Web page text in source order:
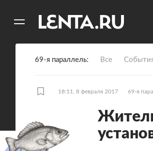
69-я параллель Все
18:11, 8 февраля 2017 69-я